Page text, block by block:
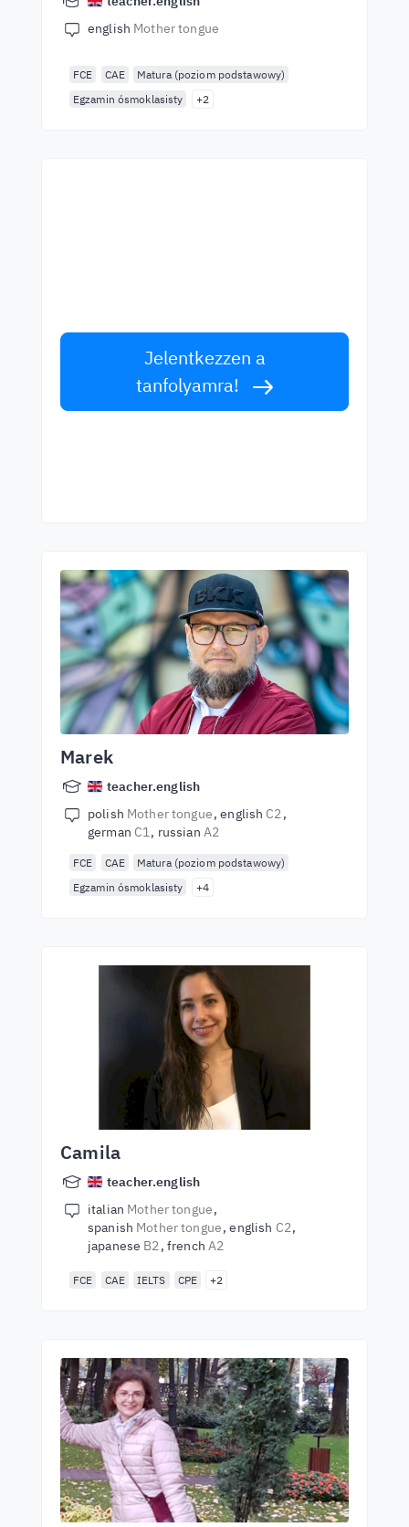
english Mother tongue
FCE CAE
Matura (poziom podstawowy)
Egzamin ósmoklasisty
+2
Jelentkezzen a
tanfolyamra!
Marek
teacher.english
polish Mother tongue english C2
german C1 russian A2
FCE CAE
Matura (poziom podstawowy)
Egzamin ósmoklasisty
+4
Camila
teacher.english
italian Mother tongue
spanish Mother tongue english C2
japanese B2 french A2
FCE CAE IELTS CPE +2